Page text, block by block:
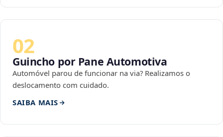
02
Guincho por Pane Automotiva
Automóvel parou de funcionar na via? Realizamos o
deslocamento com cuidado.
SAIBA MAIS